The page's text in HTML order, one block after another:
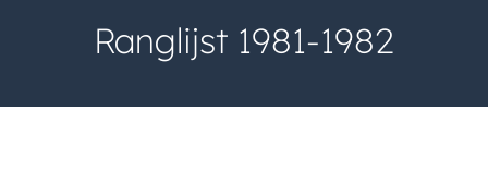
Ranglijst 1981-1982